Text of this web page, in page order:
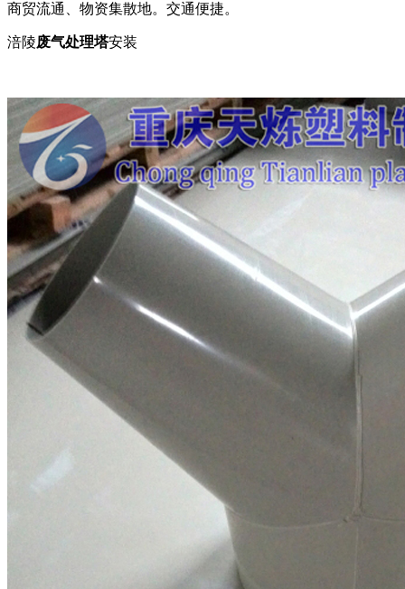
商贸流通、物资集散地。交通便捷。
涪陵废气处理塔安装